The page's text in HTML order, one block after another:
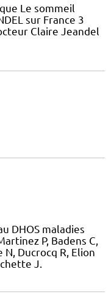
Le sommeil
sur France 3
Claire Jeandel
DHOS maladies
P, Badens C,
Ducrocq R, Elion
J.